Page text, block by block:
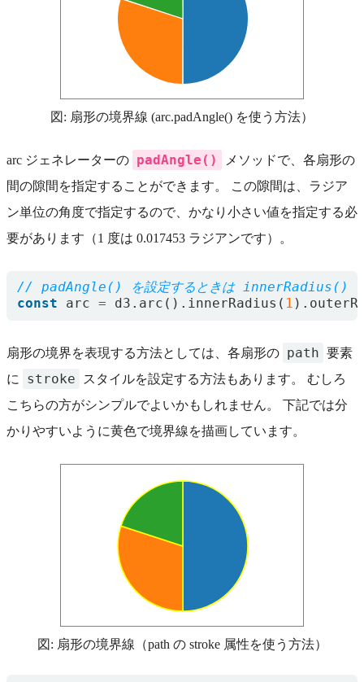
図: 扇形の境界線 (arc.padAngle() を使う方法）
arc ジェネレーターの padAngle()
メソッドで、各扇形の
間の隙間を指定することができます。 この隙間は、ラジア
ン単位の角度で指定するので、かなり小さい値を指定する必
要があります（1 度は 0.017453 ラジアンです）。
const arc = d3 . arc (). innerRadius ( 1 ).
扇形の境界を表現する方法としては、各扇形の path 要素
に
stroke
スタイルを設定する方法もあります。 むしろ
こちらの方がシンプルでよいかもしれません。 下記では分
かりやすいように黄色で境界線を描画しています。
図: 扇形の境界線（path の stroke 属性を使う方法）